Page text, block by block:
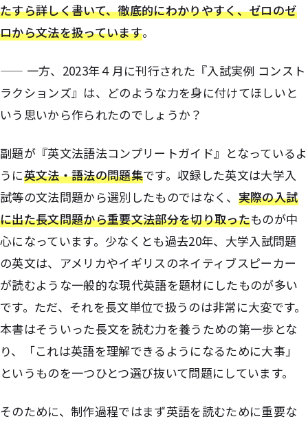
たすら詳しく書いて、徹底的にわかりやすく、ゼロのゼ
ロから文法を扱っています。
—— 一方、2023年４月に刊行された『入試実例 コンスト
ラクションズ』は、どのような力を身に付けてほしいと
いう思いから作られたのでしょうか？
副題が『英文法語法コンプリートガイド』となっているよ
うに英文法・語法の問題集です。収録した英文は大学入
試等の文法問題から選別したものではなく、 実際の入試
に出た長文問題から重要文法部分を切り取ったものが中
心になっています。少なくとも過去20年、大学入試問題
の英文は、アメリカやイギリスのネイティブスピーカー
が読むような一般的な現代英語を題材にしたものが多い
です。ただ、それを長文単位で扱うのは非常に大変です。
本書はそういった長文を読む力を養うための第一歩とな
り、「これは英語を理解できるようになるために大事」
というものを一つひとつ選び抜いて問題にしています。
そのために、制作過程ではまず英語を読むために重要な